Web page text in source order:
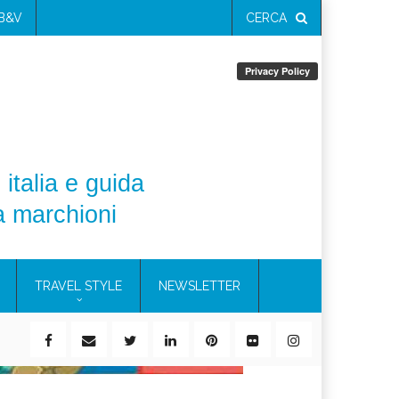
CERCA
italia e guida
marchioni
TRAVEL STYLE NEWSLETTER